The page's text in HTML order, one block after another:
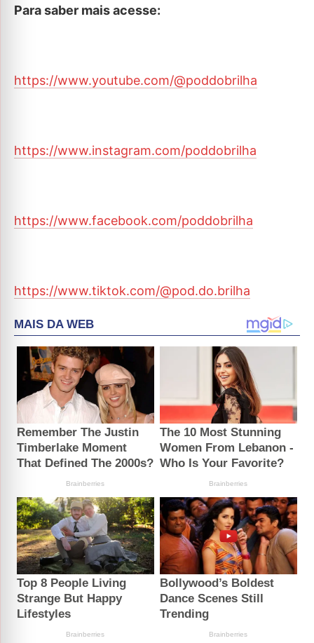
Para saber mais acesse:
https://www.youtube.com/@poddobrilha
https://www.instagram.com/poddobrilha
https://www.facebook.com/poddobrilha
https://www.tiktok.com/@pod.do.brilha